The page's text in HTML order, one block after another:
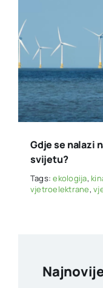
Gdje se nalazi
svijetu?
Tags:ekologija,
vjetroelektrane,